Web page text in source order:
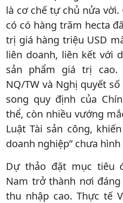
là cơ chế tự chủ nửa vời.
có có hàng trăm hecta
trị giá hàng triệu USD
liên doanh, liên kết với
sản phẩm giá trị cao.
NQ/TW và Nghị quyết
song quy định của
thể, còn nhiều vướng
Luật Tài sản công,
doanh nghiệp” chưa
Dự thảo đặt mục tiêu
Nam trở thành nơi
thu nhập cao. Thực tế